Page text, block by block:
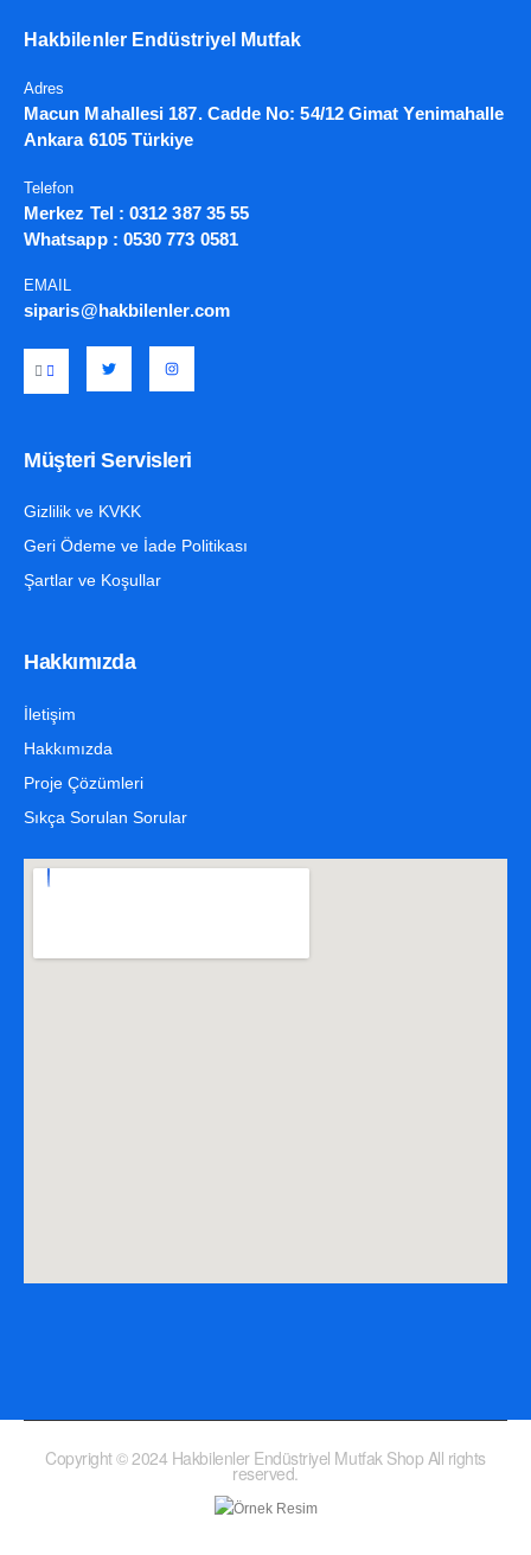
Hakbilenler Endüstriyel Mutfak
Adres
Macun Mahallesi 187. Cadde No: 54/12 Gimat Yenimahalle
Ankara 6105 Türkiye
Telefon
Merkez Tel : 0312 387 35 55
Whatsapp : 0530 773 0581
EMAIL
siparis@hakbilenler.com
Müşteri Servisleri
Gizlilik ve KVKK
Geri Ödeme ve İade Politikası
Şartlar ve Koşullar
Hakkımızda
İletişim
Hakkımızda
Proje Çözümleri
Sıkça Sorulan Sorular
Copyright © 2024 Hakbilenler Endüstriyel Mutfak Shop All rights
reserved.